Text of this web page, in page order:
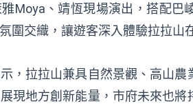
Moya、靖恆現場演出，搭配巴
圍交織，讓遊客深入體驗拉拉山
，拉拉山兼具自然景觀、高山
現地方創新能量，市府未來也